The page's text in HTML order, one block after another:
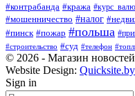
#контрабанда #кража
#мошенничество #налог
#пинск #пожар #польша
#строительство #суд #телефон
© 2026 - Магазин
Website Design: Quicksite.by
Sign in